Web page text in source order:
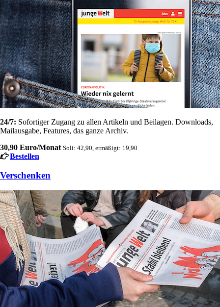
24/7: Sofortiger Zugang zu allen Artikeln und Beilagen. Downloads,
Mailausgabe, Features, das ganze Archiv.
30,90 Euro/Monat Soli: 42,90, ermäßigt: 19,90
Bestellen
Verschenken